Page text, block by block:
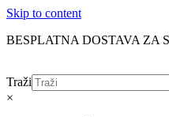
Skip to content
BESPLATNA DOSTAVA ZA
Traži
×